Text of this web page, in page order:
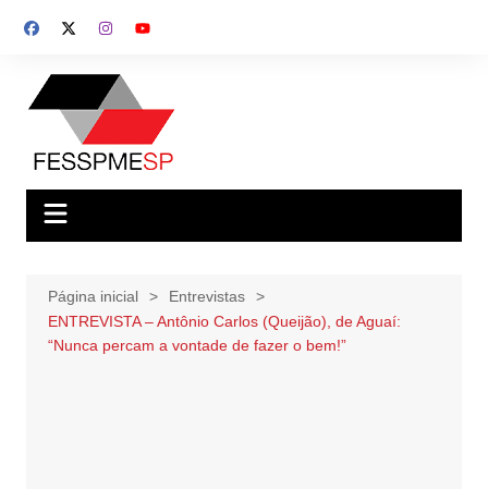
para
conteúdo
Página inicial
Entrevistas
ENTREVISTA – Antônio Carlos (Queijão), de Aguaí:
“Nunca percam a vontade de fazer o bem!”